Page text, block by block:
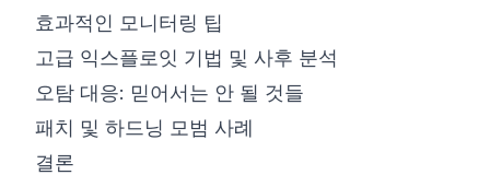
효과적인 모니터링 팁
고급 익스플로잇 기법 및 사후 분석
오탐 대응: 믿어서는 안 될 것들
패치 및 하드닝 모범 사례
결론